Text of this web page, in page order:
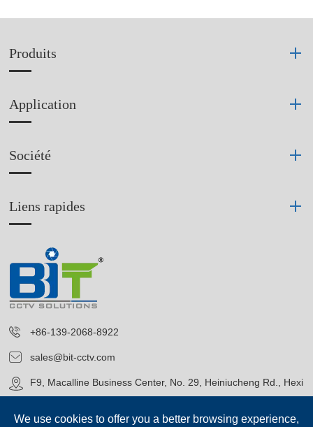
Produits
Application
Société
Liens rapides
+86-139-2068-8922
sales@bit-cctv.com
F9, Macalline Business Center, No. 29, Heiniucheng Rd., Hexi
We use cookies to offer you a better browsing experience,